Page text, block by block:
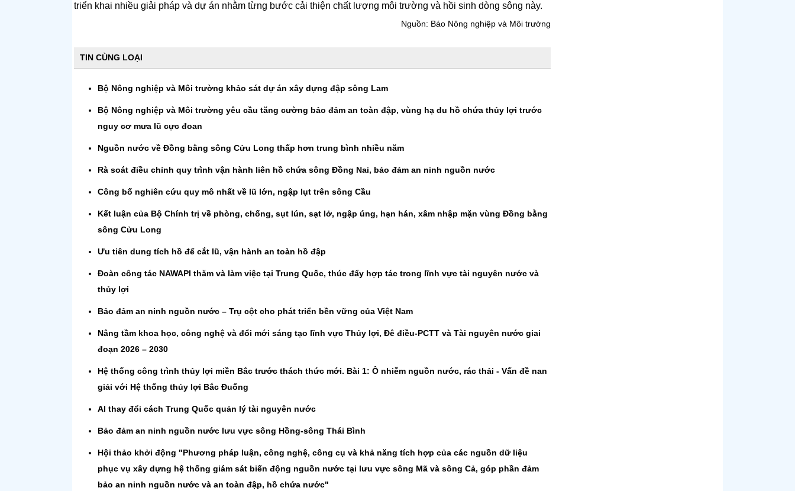
triển khai nhiều giải pháp và dự án nhằm từng bước cải thiện chất lượng môi trường và hồi sinh dòng sông này.
Nguồn: Báo Nông nghiệp và Môi trường
TIN CÙNG LOẠI
Bộ Nông nghiệp và Môi trường khảo sát dự án xây dựng đập sông Lam
Bộ Nông nghiệp và Môi trường yêu cầu tăng cường bảo đảm an toàn đập, vùng hạ du hồ chứa thủy lợi trước
nguy cơ mưa lũ cực đoan
Nguồn nước về Đồng bằng sông Cửu Long thấp hơn trung bình nhiều năm
Rà soát điều chỉnh quy trình vận hành liên hồ chứa sông Đồng Nai, bảo đảm an ninh nguồn nước
Công bố nghiên cứu quy mô nhất về lũ lớn, ngập lụt trên sông Cầu
Kết luận của Bộ Chính trị về phòng, chống, sụt lún, sạt lở, ngập úng, hạn hán, xâm nhập mặn vùng Đồng bằng
sông Cửu Long
Ưu tiên dung tích hồ để cắt lũ, vận hành an toàn hồ đập
Đoàn công tác NAWAPI thăm và làm việc tại Trung Quốc, thúc đẩy hợp tác trong lĩnh vực tài nguyên nước và
thủy lợi
Bảo đảm an ninh nguồn nước – Trụ cột cho phát triển bền vững của Việt Nam
Nâng tầm khoa học, công nghệ và đổi mới sáng tạo lĩnh vực Thủy lợi, Đê điều-PCTT và Tài nguyên nước giai
đoạn 2026 – 2030
Hệ thống công trình thủy lợi miền Bắc trước thách thức mới. Bài 1: Ô nhiễm nguồn nước, rác thải - Vấn đề nan
giải với Hệ thống thủy lợi Bắc Đuống
AI thay đổi cách Trung Quốc quản lý tài nguyên nước
Bảo đảm an ninh nguồn nước lưu vực sông Hồng-sông Thái Bình
Hội thảo khởi động "Phương pháp luận, công nghệ, công cụ và khả năng tích hợp của các nguồn dữ liệu
phục vụ xây dựng hệ thống giám sát biến động nguồn nước tại lưu vực sông Mã và sông Cả, góp phần đảm
bảo an ninh nguồn nước và an toàn đập, hồ chứa nước"